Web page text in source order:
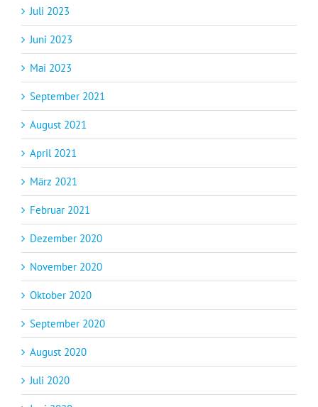
Juli 2023
Juni 2023
Mai 2023
September 2021
August 2021
April 2021
März 2021
Februar 2021
Dezember 2020
November 2020
Oktober 2020
September 2020
August 2020
Juli 2020